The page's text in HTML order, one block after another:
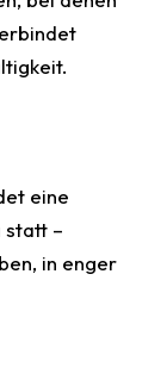
eine
statt –
in enger